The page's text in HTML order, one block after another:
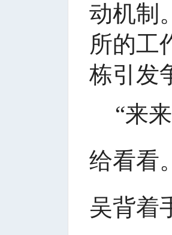
动机制
所的工
栋引发
“来
给看看
吴背着